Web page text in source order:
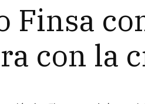
Finsa
con la